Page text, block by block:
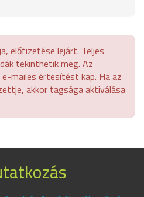
előfizetése lejárt. Teljes
tekinthetik meg. Az
mailes értesítést kap. Ha az
akkor tagsága aktiválása